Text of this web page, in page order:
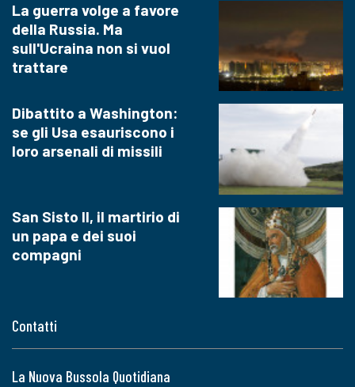
Contatti
La Nuova Bussola Quotidiana
La guerra volge a favore
della Russia. Ma
sull'Ucraina non si vuol
trattare
Dibattito a Washington:
se gli Usa esauriscono i
loro arsenali di missili
San Sisto II, il martirio di
un papa e dei suoi
compagni